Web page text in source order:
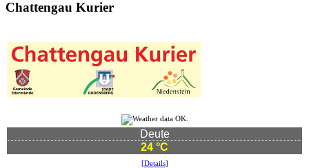
Chattengau Kurier
Deute
24 °C
[Details]